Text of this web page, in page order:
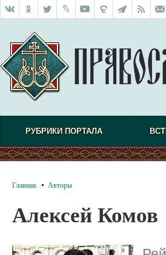
РУБРИКИ ПОРТАЛА
Главная Авторы
Алексей Комов